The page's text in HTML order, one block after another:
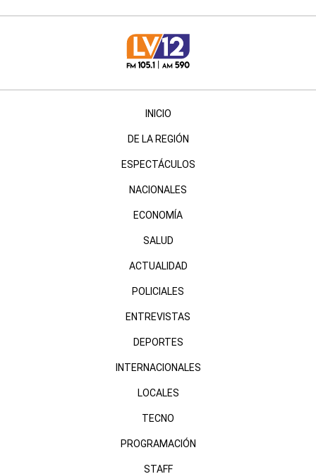
INICIO
DE LA REGIÓN
ESPECTÁCULOS
NACIONALES
ECONOMÍA
SALUD
ACTUALIDAD
POLICIALES
ENTREVISTAS
DEPORTES
INTERNACIONALES
LOCALES
TECNO
PROGRAMACIÓN
STAFF